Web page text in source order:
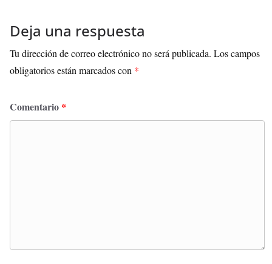
Deja una respuesta
Tu dirección de correo electrónico no será publicada. Los campos
obligatorios están marcados con *
Comentario *